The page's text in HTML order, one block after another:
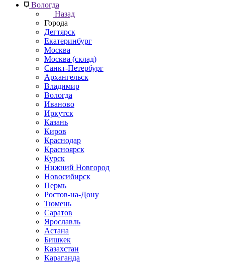
Вологда
Назад
Города
Дегтярск
Екатеринбург
Москва
Москва (склад)
Санкт-Петербург
Архангельск
Владимир
Вологда
Иваново
Иркутск
Казань
Киров
Краснодар
Красноярск
Курск
Нижний Новгород
Новосибирск
Пермь
Ростов-на-Дону
Тюмень
Саратов
Ярославль
Астана
Бишкек
Казахстан
Караганда